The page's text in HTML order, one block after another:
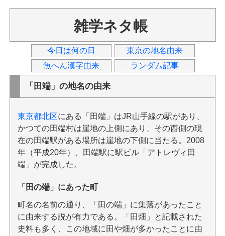
雑学ネタ帳
今日は何の日
東京の地名由来
魚へん漢字由来
ランダム記事
「田端」の地名の由来
東京都北区にある「田端」はJR山手線の駅があり、
かつての田端村は崖地の上側にあり、その西側の現
在の田端駅がある場所は崖地の下側に当たる。2008
年（平成20年）、田端駅に駅ビル「アトレヴィ田
端」が完成した。
「田の端」にあった町
町名の名前の通り、「田の端」に集落があったこと
に由来する説が有力である。「田畑」と記載された
史料も多く、この地域に田や畑が多かったことに由